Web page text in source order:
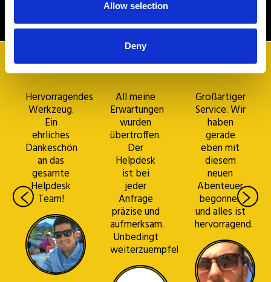
Allow selection
Deny
Hervorragendes
Werkzeug.
Ein
ehrliches
Dankeschön
an das
gesamte
Helpdesk
Team!
All meine
Erwartungen
wurden
übertroffen.
Der
Helpdesk
ist bei
jeder
Anfrage
präzise und
aufmerksam.
Unbedingt
weiterzuempfehlen!
Großartiger
Service. Wir
haben
gerade
eben mit
diesem
neuen
Abenteuer
begonnen
und alles ist
hervorragend.